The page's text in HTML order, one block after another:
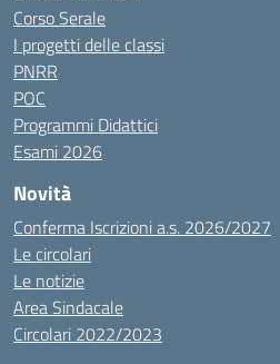
Corso Serale
I progetti delle classi
PNRR
POC
Programmi Didattici
Esami 2026
Novità
Conferma Iscrizioni a.s. 2026/2027
Le circolari
Le notizie
Area Sindacale
Circolari 2022/2023